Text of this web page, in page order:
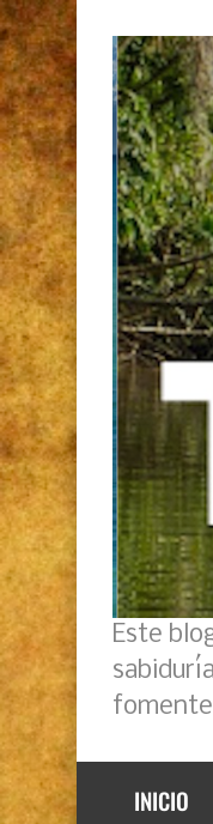
Este
INICIO